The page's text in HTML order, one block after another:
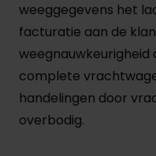
weeggegevens het
facturatie aan de
weegnauwkeurigheid
complete
handelingen door
overbodig.